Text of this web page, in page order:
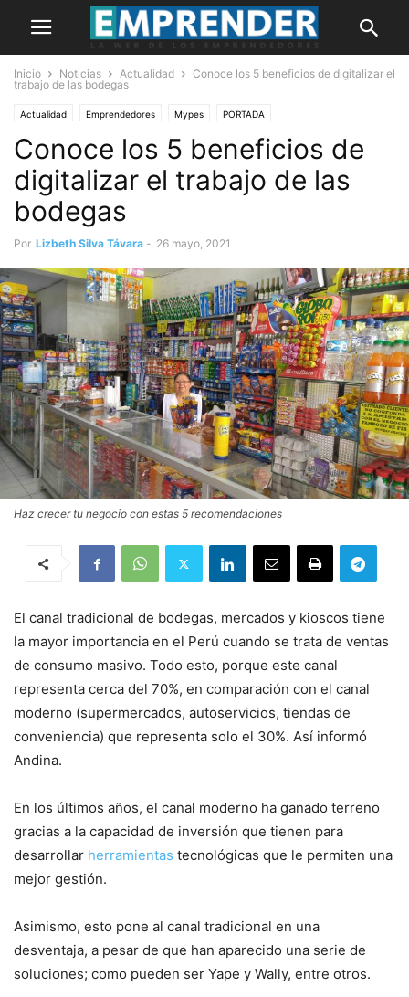
Inicio Noticias Actualidad
Conoce los 5 beneficios de digitalizar el
trabajo de las bodegas
Actualidad Emprendedores Mypes PORTADA
Conoce los 5 beneficios de
digitalizar el trabajo de las
bodegas
Por Lizbeth Silva Távara - 26 mayo, 2021
Haz crecer tu negocio con estas 5 recomendaciones
El canal tradicional de bodegas, mercados y kioscos tiene
la mayor importancia en el Perú cuando se trata de ventas
de consumo masivo. Todo esto, porque este canal
representa cerca del 70%, en comparación con el canal
moderno (supermercados, autoservicios, tiendas de
conveniencia) que representa solo el 30%. Así informó
Andina.
En los últimos años, el canal moderno ha ganado terreno
gracias a la capacidad de inversión que tienen para
desarrollar herramientas tecnológicas que le permiten una
mejor gestión.
Asimismo, esto pone al canal tradicional en una
desventaja, a pesar de que han aparecido una serie de
soluciones; como pueden ser Yape y Wally, entre otros.